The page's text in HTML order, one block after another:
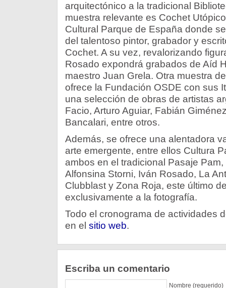
arquitectónico a la tradicional
muestra relevante es Cochet
Cultural Parque de España donde
del talentoso pintor, grabador y
Cochet. A su vez, revalorizando
Rosado expondrá grabados de Aíd
maestro Juan Grela. Otra muestra
ofrece la Fundación OSDE con sus
una selección de obras de artistas
Facio, Arturo Aguiar, Fabián
Bancalari, entre otros.
Además, se ofrece una alentadora
arte emergente, entre ellos Cultura
ambos en el tradicional Pasaje
Alfonsina Storni, Iván Rosado, La
Clubblast y Zona Roja, este último
exclusivamente a la fotografía.
Todo el cronograma de actividades
en el sitio web.
Escriba un comentario
Nombre (requerido)